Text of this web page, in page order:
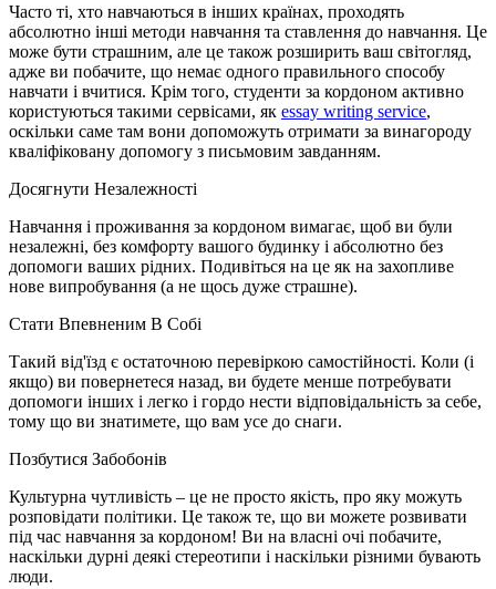
Часто ті, хто навчаються в інших країнах, проходять
абсолютно інші методи навчання та ставлення до навчання. Це
може бути страшним, але це також розширить ваш світогляд,
адже ви побачите, що немає одного правильного способу
навчати і вчитися. Крім того, студенти за кордоном активно
користуються такими сервісами, як essay writing service,
оскільки саме там вони допоможуть отримати за винагороду
кваліфіковану допомогу з письмовим завданням.
Досягнути Незалежності
Навчання і проживання за кордоном вимагає, щоб ви були
незалежні, без комфорту вашого будинку і абсолютно без
допомоги ваших рідних. Подивіться на це як на захопливе
нове випробування (а не щось дуже страшне).
Стати Впевненим В Собі
Такий від'їзд є остаточною перевіркою самостійності. Коли (і
якщо) ви повернетеся назад, ви будете менше потребувати
допомоги інших і легко і гордо нести відповідальність за себе,
тому що ви знатимете, що вам усе до снаги.
Позбутися Забобонів
Культурна чутливість – це не просто якість, про яку можуть
розповідати політики. Це також те, що ви можете розвивати
під час навчання за кордоном! Ви на власні очі побачите,
наскільки дурні деякі стереотипи і наскільки різними бувають
люди.